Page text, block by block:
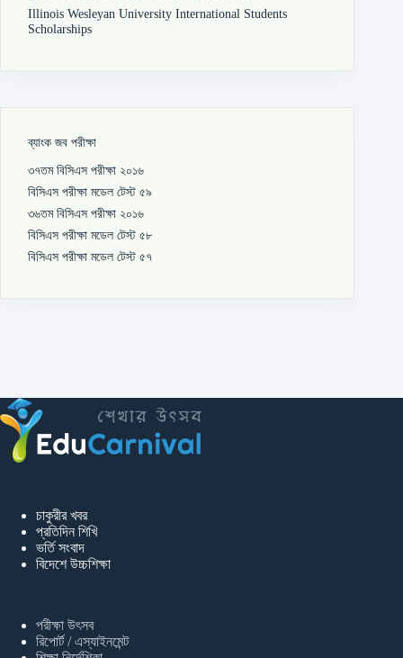
Illinois Wesleyan University International Students
Scholarships
ব্যাংক জব পরীক্ষা
৩৭তম বিসিএস পরীক্ষা ২০১৬
বিসিএস পরীক্ষা মডেল টেস্ট ৫৯
৩৬তম বিসিএস পরীক্ষা ২০১৬
বিসিএস পরীক্ষা মডেল টেস্ট ৫৮
বিসিএস পরীক্ষা মডেল টেস্ট ৫৭
চাকুরীর খবর
প্রতিদিন শিখি
ভর্তি সংবাদ
বিদেশে উচ্চশিক্ষা
পরীক্ষা উৎসব
রিপোর্ট / এস্যাইনমেন্ট